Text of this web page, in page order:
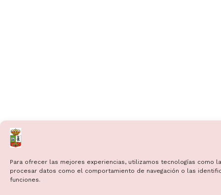
Para ofrecer las mejores experiencias, utilizamos tecnologías
procesar datos como el comportamiento de navegación o las
funciones.